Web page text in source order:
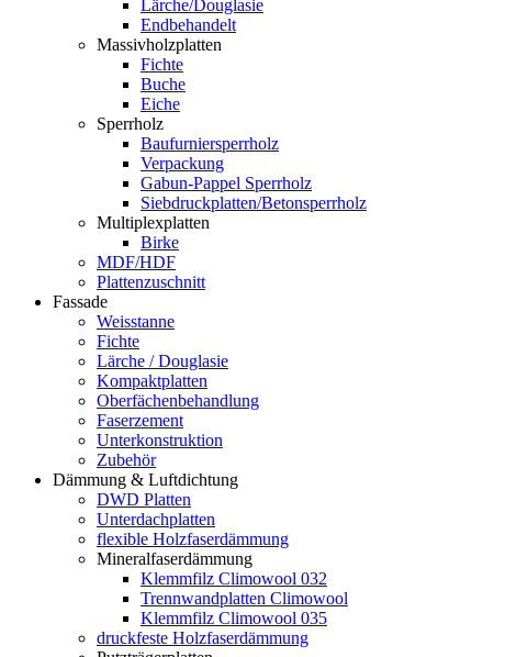
Lärche/Douglasie
Endbehandelt
Massivholzplatten
Fichte
Buche
Eiche
Sperrholz
Baufurniersperrholz
Verpackung
Gabun-Pappel Sperrholz
Siebdruckplatten/Betonsperrholz
Multiplexplatten
Birke
MDF/HDF
Plattenzuschnitt
Fassade
Weisstanne
Fichte
Lärche / Douglasie
Kompaktplatten
Oberfächenbehandlung
Faserzement
Unterkonstruktion
Zubehör
Dämmung & Luftdichtung
DWD Platten
Unterdachplatten
flexible Holzfaserdämmung
Mineralfaserdämmung
Klemmfilz Climowool 032
Trennwandplatten Climowool
Klemmfilz Climowool 035
druckfeste Holzfaserdämmung